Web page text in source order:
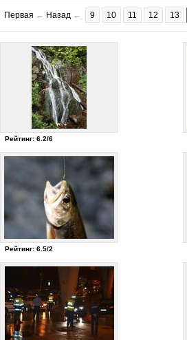
Первая ← Назад ← 9 10 11 12 13
Рейтинг: 6.2/6
Рейтинг: 6.5/2